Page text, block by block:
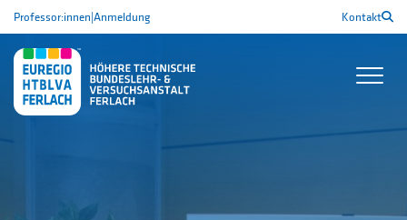
Professor:innen|Anmeldung Kontakt